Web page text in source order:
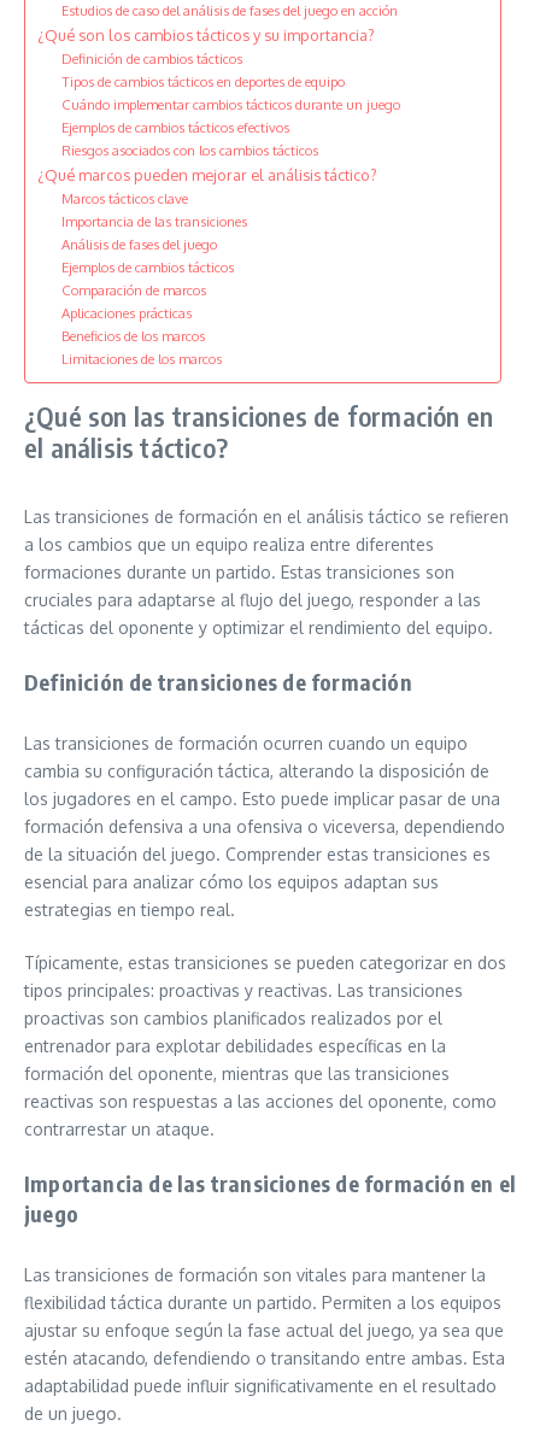
Estudios de caso del análisis de fases del juego en acción
¿Qué son los cambios tácticos y su importancia?
Definición de cambios tácticos
Tipos de cambios tácticos en deportes de equipo
Cuándo implementar cambios tácticos durante un juego
Ejemplos de cambios tácticos efectivos
Riesgos asociados con los cambios tácticos
¿Qué marcos pueden mejorar el análisis táctico?
Marcos tácticos clave
Importancia de las transiciones
Análisis de fases del juego
Ejemplos de cambios tácticos
Comparación de marcos
Aplicaciones prácticas
Beneficios de los marcos
Limitaciones de los marcos
¿Qué son las transiciones de formación en
el análisis táctico?
Las transiciones de formación en el análisis táctico se refieren
a los cambios que un equipo realiza entre diferentes
formaciones durante un partido. Estas transiciones son
cruciales para adaptarse al flujo del juego, responder a las
tácticas del oponente y optimizar el rendimiento del equipo.
Definición de transiciones de formación
Las transiciones de formación ocurren cuando un equipo
cambia su configuración táctica, alterando la disposición de
los jugadores en el campo. Esto puede implicar pasar de una
formación defensiva a una ofensiva o viceversa, dependiendo
de la situación del juego. Comprender estas transiciones es
esencial para analizar cómo los equipos adaptan sus
estrategias en tiempo real.
Típicamente, estas transiciones se pueden categorizar en dos
tipos principales: proactivas y reactivas. Las transiciones
proactivas son cambios planificados realizados por el
entrenador para explotar debilidades específicas en la
formación del oponente, mientras que las transiciones
reactivas son respuestas a las acciones del oponente, como
contrarrestar un ataque.
Importancia de las transiciones de formación en el
juego
Las transiciones de formación son vitales para mantener la
flexibilidad táctica durante un partido. Permiten a los equipos
ajustar su enfoque según la fase actual del juego, ya sea que
estén atacando, defendiendo o transitando entre ambas. Esta
adaptabilidad puede influir significativamente en el resultado
de un juego.